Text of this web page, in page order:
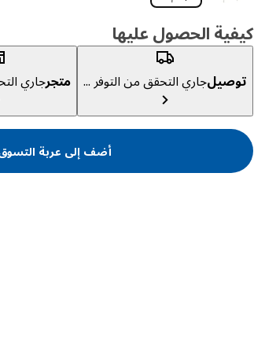
كيفية الحصول عليها
توصيلجاري التحقق من التوفر ... متجرجاري
أضف إلى عربة